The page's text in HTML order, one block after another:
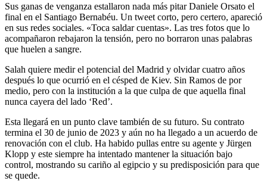
Sus ganas de venganza estallaron nada más pitar Daniele Orsato el
final en el Santiago Bernabéu. Un tweet corto, pero certero, apareció
en sus redes sociales. «Toca saldar cuentas». Las tres fotos que lo
acompañaron rebajaron la tensión, pero no borraron unas palabras
que huelen a sangre.
Salah quiere medir el potencial del Madrid y olvidar cuatro años
después lo que ocurrió en el césped de Kiev. Sin Ramos de por
medio, pero con la institución a la que culpa de que aquella final
nunca cayera del lado ‘Red’.
Esta llegará en un punto clave también de su futuro. Su contrato
termina el 30 de junio de 2023 y aún no ha llegado a un acuerdo de
renovación con el club. Ha habido pullas entre su agente y Jürgen
Klopp y este siempre ha intentado mantener la situación bajo
control, mostrando su cariño al egipcio y su predisposición para que
se quede.